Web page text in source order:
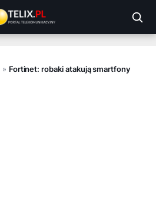
» Fortinet: robaki atakują smartfony